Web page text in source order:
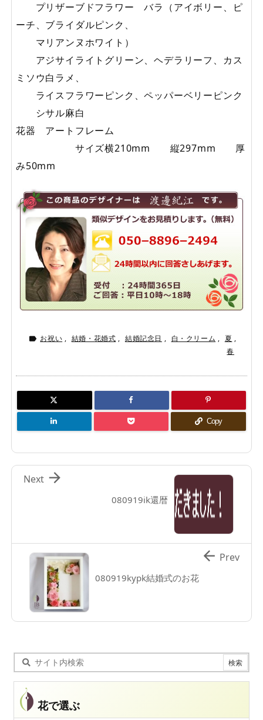
プリザーブドフラワー バラ（アイボリー、ピ
ーチ、ブライダルピンク、
マリアンヌホワイト）
アジサイライトグリーン、ヘデラリーフ、カス
ミソウ白ラメ、
ライスフラワーピンク、ペッパーベリーピンク
シサル麻白
花器 アートフレーム
サイズ横210mm 縦297mm 厚
み50mm
 お祝い , 結婚・花婚式 , 結婚記念日 , 白・クリーム , 夏 ,
春
Copy
080919ik還暦

Next
080919kypk結婚式のお花
 Prev
花で選ぶ